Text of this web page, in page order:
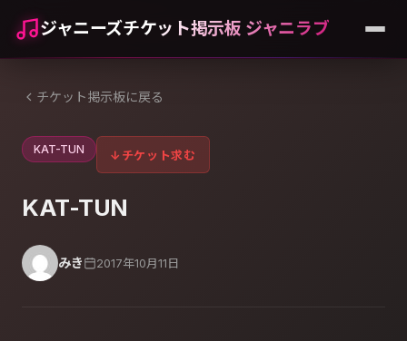
ジャニーズチケット掲示板 ジャニラブ
チケット掲示板に戻る
KAT-TUN ↓ チケット求む
KAT-TUN
みき 2017年10月11日